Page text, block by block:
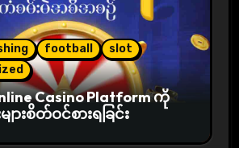
football
slot
Casino Platform ကို
ားစိတ်ဝင်စားရခြင်း